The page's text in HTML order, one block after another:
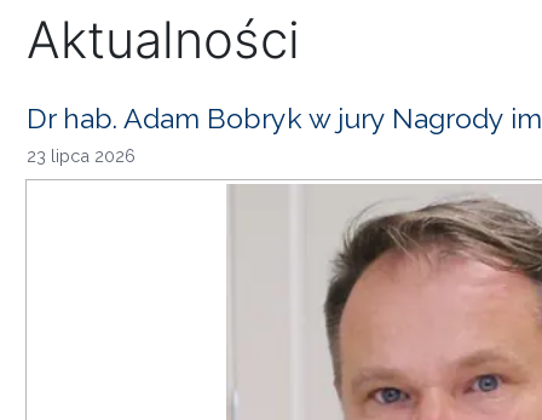
Aktualności
Dr hab. Adam Bobryk w jury Nagrody
23 lipca 2026